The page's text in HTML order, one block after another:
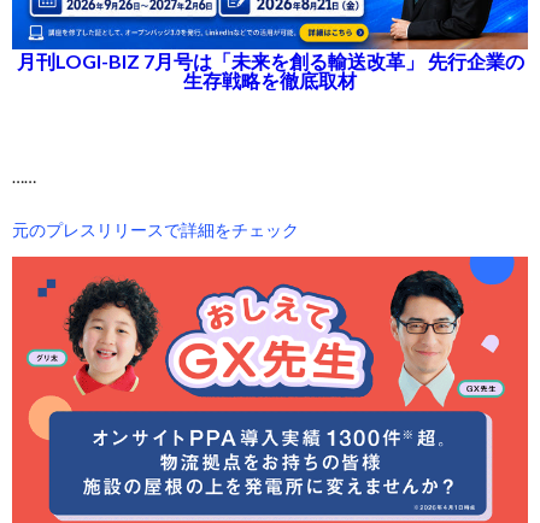
月刊LOGI-BIZ 7月号は「未来を創る輸送改革」 先行企業の
生存戦略を徹底取材
……
元のプレスリリースで詳細をチェック